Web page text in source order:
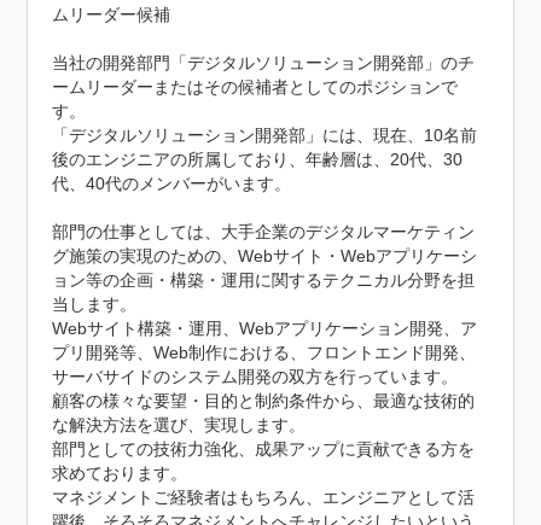
ムリーダー候補
当社の開発部門「デジタルソリューション開発部」のチ
ームリーダーまたはその候補者としてのポジションで
す。
「デジタルソリューション開発部」には、現在、10名前
後のエンジニアの所属しており、年齢層は、20代、30
代、40代のメンバーがいます。
部門の仕事としては、大手企業のデジタルマーケティン
グ施策の実現のための、Webサイト・Webアプリケーシ
ョン等の企画・構築・運用に関するテクニカル分野を担
当します。
Webサイト構築・運用、Webアプリケーション開発、ア
プリ開発等、Web制作における、フロントエンド開発、
サーバサイドのシステム開発の双方を行っています。
顧客の様々な要望・目的と制約条件から、最適な技術的
な解決方法を選び、実現します。
部門としての技術力強化、成果アップに貢献できる方を
求めております。
マネジメントご経験者はもちろん、エンジニアとして活